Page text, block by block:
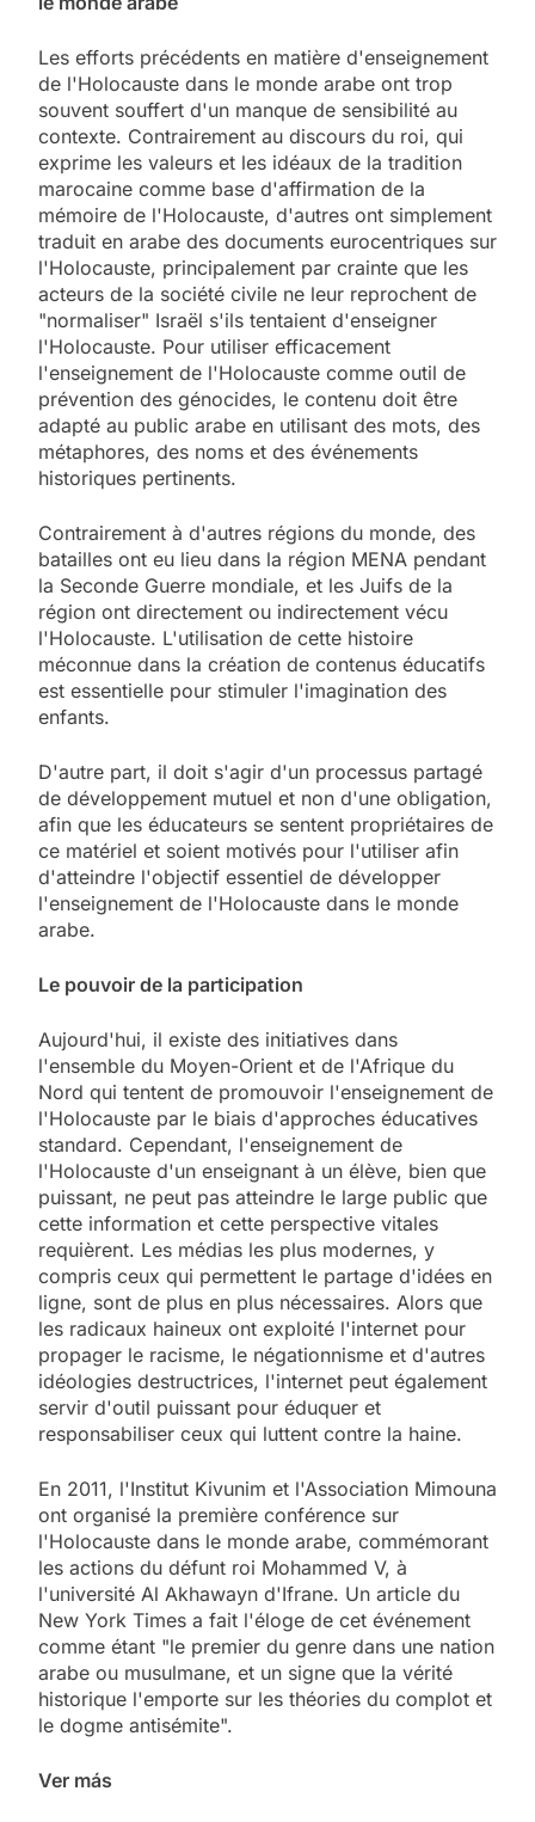
Les efforts précédents en matière d'enseignement
de l'Holocauste dans le monde arabe ont trop
souvent souffert d'un manque de sensibilité au
contexte. Contrairement au discours du roi, qui
exprime les valeurs et les idéaux de la tradition
marocaine comme base d'affirmation de la
mémoire de l'Holocauste, d'autres ont simplement
traduit en arabe des documents eurocentriques sur
l'Holocauste, principalement par crainte que les
acteurs de la société civile ne leur reprochent de
"normaliser" Israël s'ils tentaient d'enseigner
l'Holocauste. Pour utiliser efficacement
l'enseignement de l'Holocauste comme outil de
prévention des génocides, le contenu doit être
adapté au public arabe en utilisant des mots, des
métaphores, des noms et des événements
historiques pertinents.
Contrairement à d'autres régions du monde, des
batailles ont eu lieu dans la région MENA pendant
la Seconde Guerre mondiale, et les Juifs de la
région ont directement ou indirectement vécu
l'Holocauste. L'utilisation de cette histoire
méconnue dans la création de contenus éducatifs
est essentielle pour stimuler l'imagination des
enfants.
D'autre part, il doit s'agir d'un processus partagé
de développement mutuel et non d'une obligation,
afin que les éducateurs se sentent propriétaires de
ce matériel et soient motivés pour l'utiliser afin
d'atteindre l'objectif essentiel de développer
l'enseignement de l'Holocauste dans le monde
arabe.
Le pouvoir de la participation
Aujourd'hui, il existe des initiatives dans
l'ensemble du Moyen-Orient et de l'Afrique du
Nord qui tentent de promouvoir l'enseignement de
l'Holocauste par le biais d'approches éducatives
standard. Cependant, l'enseignement de
l'Holocauste d'un enseignant à un élève, bien que
puissant, ne peut pas atteindre le large public que
cette information et cette perspective vitales
requièrent. Les médias les plus modernes, y
compris ceux qui permettent le partage d'idées en
ligne, sont de plus en plus nécessaires. Alors que
les radicaux haineux ont exploité l'internet pour
propager le racisme, le négationnisme et d'autres
idéologies destructrices, l'internet peut également
servir d'outil puissant pour éduquer et
responsabiliser ceux qui luttent contre la haine.
En 2011, l'Institut Kivunim et l'Association Mimouna
ont organisé la première conférence sur
l'Holocauste dans le monde arabe, commémorant
les actions du défunt roi Mohammed V, à
l'université Al Akhawayn d'Ifrane. Un article du
New York Times a fait l'éloge de cet événement
comme étant "le premier du genre dans une nation
arabe ou musulmane, et un signe que la vérité
historique l'emporte sur les théories du complot et
le dogme antisémite".
Ver más